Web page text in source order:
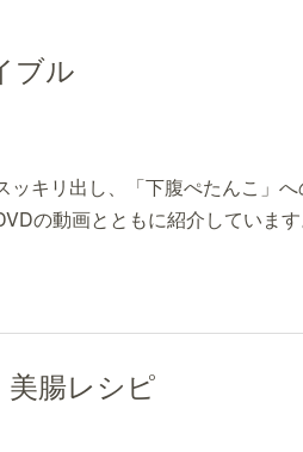
ブル
キリ出し、「下腹ぺたんこ」
の動画とともに紹介しています
美腸レシピ